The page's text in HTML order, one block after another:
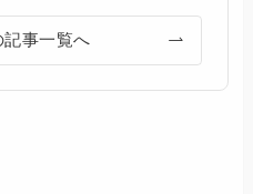
記事一覧へ